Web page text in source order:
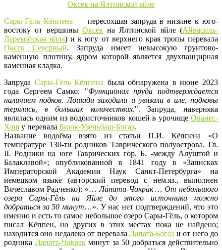
Сары-Гёль Кёппена — пересохшая запруда в низине к юго-
востоку от вершины Оксекна Ялтинской яйле (Айвасиль-
Дерекойская яйла) и к югу от верхнего края тропы перевала
Оксек Северный. Запруда имеет невысокую грунтово-
каменную плотину, ядром которой является двухпанцирная
каменная кладка.
Запруда Сары-Гёль Кёппена была обнаружена в июне 2023
года Сергеем Самко: "Функционал пруда подтверждается
наличием подков. Лошади заходили и увязали в иле, подковы
терялись, в больших количествах.". Запруда, наверняка
являлась одним из водоисточников кошей в урочище Ованес-
Хош у перевала Биюк-Узеньбаш-Богаз.
Название водоёма взято из статьи П.И. Кёппена «О
температуре 130-ти родников Таврического полуострова. Гл.
II. Родники на юге Таврических гор. Б. -между Алу́штой и
Балакла́вой»; опубликованной в 1841 году в «Записках
Императорской Академии Наук Санкт-Петербурга» на
немецком языке (авторский перевод с нем.яз., выполнен
Вячеславом Радченко): «…Ла́пата-Чокра́к … От небольшого
озера Сары́-Гё́ль на Яйле до этого источника можно
добраться за 50 минут…». У нас нет подтверждений, что это
именно и есть то самое небольшое озеро Сары-Гёль, о котором
писал Кёппен, но других в этих местах пока не найдено;
находится оно недалеко от перевалаЛапата-Богаз и от него до
родника Лапата-Чокракминут за 50 добраться действительно